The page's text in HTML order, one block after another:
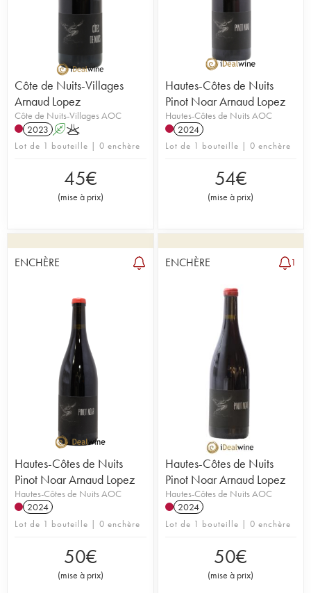
Côte de Nuits-Villages
Arnaud Lopez
Côte de Nuits-Villages AOC
2023 AK
Lot de 1 bouteille | 0 enchère
45€
(mise à prix)
Hautes-Côtes de Nuits
Pinot Noar Arnaud Lopez
Hautes-Côtes de Nuits AOC
2024
Lot de 1 bouteille | 0 enchère
54€
(mise à prix)
ENCHÈRE
Hautes-Côtes de Nuits
Pinot Noar Arnaud Lopez
Hautes-Côtes de Nuits AOC
2024
Lot de 1 bouteille | 0 enchère
50€
(mise à prix)
ENCHÈRE 1
Hautes-Côtes de Nuits
Pinot Noar Arnaud Lopez
Hautes-Côtes de Nuits AOC
2024
Lot de 1 bouteille | 0 enchère
50€
(mise à prix)